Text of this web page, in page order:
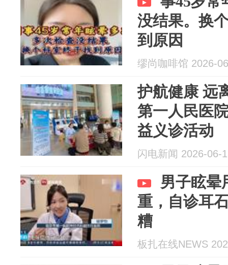
没结果。换
到原因
缪尚咖啡馆 2026-
护航健康 远
第一人民医
益义诊活动
闪电新闻 2026-06-
男子眩晕
重，自诊耳
糟
板扎在线NEWS